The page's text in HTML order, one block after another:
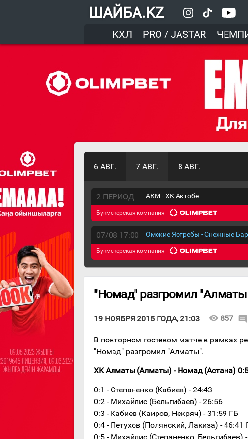
ШАЙБА.KZ
КХЛ
PRO / JASTAR
6 АВГ. 7 АВГ. 8 АВГ.
2 ПЕРИОД АКМ - ХК Актобе
Букмекерская компания
07/08 17:00 Омские Ястребы - Снежные
Букмекерская компания
"Номад" разгромил
19 НОЯБРЯ 2015 ГОДА, 21:03 visibility 857 comment
В повторном гостевом матче в рамках
"Номад" разгромил "Алматы".
ХК Алматы (Алматы) - Номад (Астана) 0:5
0:1 - Степаненко (Кабиев) - 24:43
0:2 - Михайлис (Бельгибаев) - 26:56
0:3 - Кабиев (Каиров, Некряч) - 31:59 ГБ
0:4 - Петухов (Полянский, Лакиза) - 46:41
0:5 - Михайлис (Степаненко, Бельгибаев)